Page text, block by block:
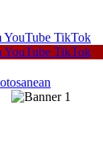
YouTube TikTok
YouTube TikTok